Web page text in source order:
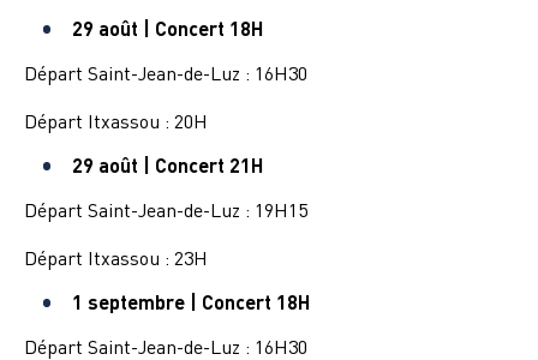
29 août | Concert 18H
Départ Saint-Jean-de-Luz : 16H30
Départ Itxassou : 20H
29 août | Concert 21H
Départ Saint-Jean-de-Luz : 19H15
Départ Itxassou : 23H
1 septembre | Concert 18H
Départ Saint-Jean-de-Luz : 16H30